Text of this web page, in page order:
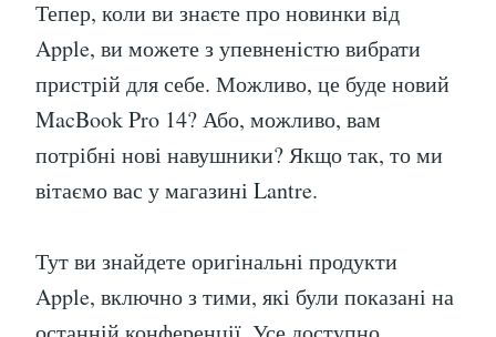
Тепер, коли ви знаєте про новинки від
Apple, ви можете з упевненістю вибрати
пристрій для себе. Можливо, це буде новий
MacBook Pro 14? Або, можливо, вам
потрібні нові навушники? Якщо так, то ми
вітаємо вас у магазині Lantre.
Тут ви знайдете оригінальні продукти
Apple, включно з тими, які були показані на